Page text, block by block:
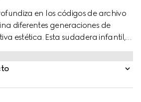
en los códigos de archivo
diferentes generaciones de
estética. Esta sudadera infantil,
de algodón afieltrado, se
que presenta un
MR. MEN™ LITTLE MISS™.